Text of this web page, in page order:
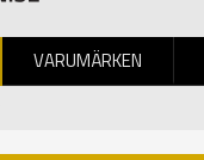
VARUMÄRKEN
BILDGALLERI